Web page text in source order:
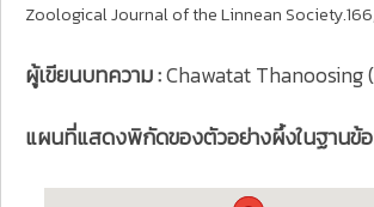
Zoological Journal of the Linnean
ผู้เขียนบทความ :Chawatat Thanoosing
แผนที่แสดงพิกัดของตัวอย่างผึ้งในฐานข้